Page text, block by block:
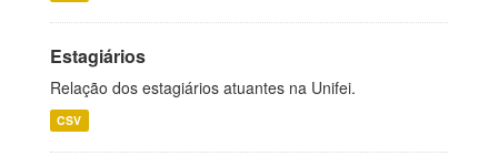
Estagiários
Relação dos estagiários atuantes na Unifei.
CSV